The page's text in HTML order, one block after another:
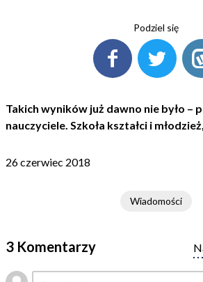
Podziel się
Takich wyników już dawno nie było –
nauczyciele. Szkoła kształci i
26 czerwiec 2018
Wiadomości
3 Komentarzy